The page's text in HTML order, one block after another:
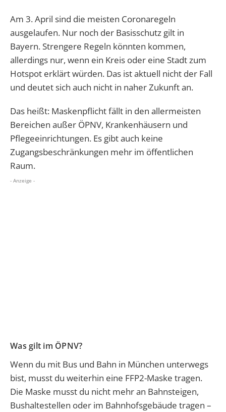
Am 3. April sind die meisten Coronaregeln
ausgelaufen. Nur noch der Basisschutz gilt in
Bayern. Strengere Regeln könnten kommen,
allerdings nur, wenn ein Kreis oder eine Stadt zum
Hotspot erklärt würden. Das ist aktuell nicht der Fall
und deutet sich auch nicht in naher Zukunft an.
Das heißt: Maskenpflicht fällt in den allermeisten
Bereichen außer ÖPNV, Krankenhäusern und
Pflegeeinrichtungen. Es gibt auch keine
Zugangsbeschränkungen mehr im öffentlichen
Raum.
- Anzeige -
Was gilt im ÖPNV?
Wenn du mit Bus und Bahn in München unterwegs
bist, musst du weiterhin eine FFP2-Maske tragen.
Die Maske musst du nicht mehr an Bahnsteigen,
Bushaltestellen oder im Bahnhofsgebäude tragen –